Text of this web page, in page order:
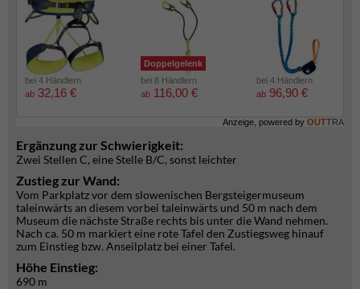
bei 4 Händlern
ab 32,16 €
Doppelgelenk
bei 8 Händlern
ab 116,00 €
bei 4 Händlern
ab 96,90 €
Anzeige, powered by OUTTRA
Ergänzung zur Schwierigkeit:
Zwei Stellen C, eine Stelle B/C, sonst leichter
Zustieg zur Wand:
Vom Parkplatz vor dem slowenischen Bergsteigermuseum
taleinwärts an diesem vorbei taleinwärts und 50 m nach dem
Museum die nächste Straße rechts bis unter die Wand nehmen.
Nach ca. 50 m markiert eine rote Tafel den Zustiegsweg hinauf
zum Einstieg bzw. Anseilplatz bei einer Tafel.
Höhe Einstieg:
690 m